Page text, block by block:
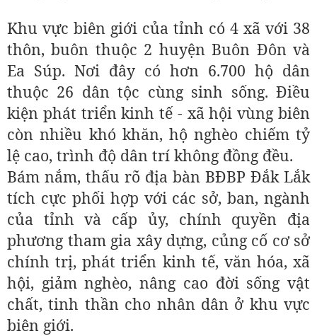
Khu vực biên giới của tỉnh có 4 xã với 38
thôn, buôn thuộc 2 huyện Buôn Đôn và
Ea Súp. Nơi đây có hơn 6.700 hộ dân
thuộc 26 dân tộc cùng sinh sống. Điều
kiện phát triển kinh tế - xã hội vùng biên
còn nhiều khó khăn, hộ nghèo chiếm tỷ
lệ cao, trình độ dân trí không đồng đều.
Bám nắm, thấu rõ địa bàn BĐBP Đắk Lắk
tích cực phối hợp với các sở, ban, ngành
của tỉnh và cấp ủy, chính quyền địa
phương tham gia xây dựng, củng cố cơ sở
chính trị, phát triển kinh tế, văn hóa, xã
hội, giảm nghèo, nâng cao đời sống vật
chất, tinh thần cho nhân dân ở khu vực
biên giới.